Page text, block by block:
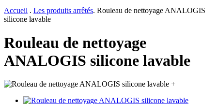
Accueil . Les produits arrêtés. Rouleau de nettoyage ANALOGIS
silicone lavable
Rouleau de nettoyage
ANALOGIS silicone lavable
+